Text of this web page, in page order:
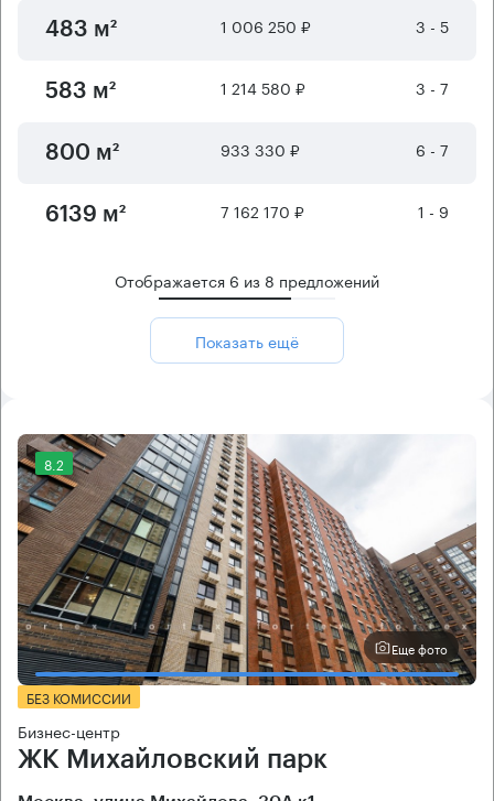
483 м² 1 006 250 ₽ 3 - 5
583 м² 1 214 580 ₽ 3 - 7
800 м² 933 330 ₽ 6 - 7
6139 м² 7 162 170 ₽ 1 - 9
Отображается 6 из 8 предложений
Показать ещё
8.2
Еще фото
БЕЗ КОМИССИИ
Бизнес-центр
ЖК Михайловский парк